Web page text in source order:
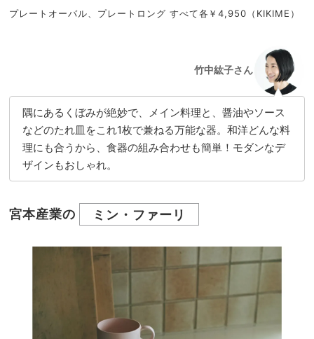
プレートオーバル、プレートロング すべて各￥4,950（KIKIME）
竹中紘子さん
隅にあるくぼみが絶妙で、メイン料理と、醤油やソース
などのたれ皿をこれ1枚で兼ねる万能な器。和洋どんな料
理にも合うから、食器の組み合わせも簡単！モダンなデ
ザインもおしゃれ。
宮本産業の ミン・ファーリ